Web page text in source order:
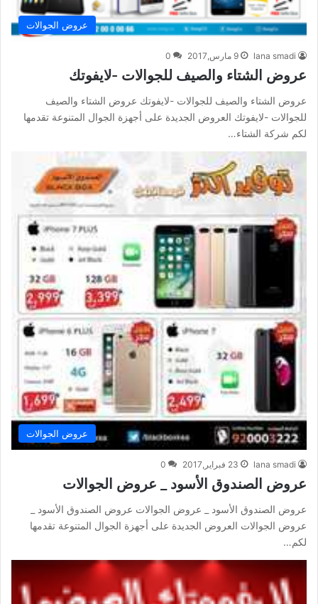
عروض الجوالات
lana smadi 9 مارس,2017 0
عروض الشتاء والصيف للجوالات -لايفوتك
عروض الشتاء والصيف للجوالات -لايفوتك عروض الشتاء والصيف
للجوالات -لايفوتك العروض الجديدة على أجهزة الجوال المتنوعة تقدمها
لكم شركة الشتاء…
عروض الجوالات
lana smadi 23 فبراير,2017 0
عروض الصندوق الأسود _ عروض الجوالات
عروض الصندوق الأسود _ عروض الجوالات عروض الصندوق الأسود _
عروض الجوالات العروض الجديدة على أجهزة الجوال المتنوعة تقدمها
لكم…